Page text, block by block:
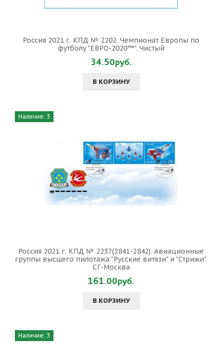
Россия 2021 г. КПД № 2202. Чемпионат Европы по
футболу "ЕВРО-2020™". Чистый
34.50руб.
В КОРЗИНУ
Наличие: 3
Россия 2021 г. КПД № 2237(2841-2842). Авиационные
группы высшего пилотажа "Русские витязи" и "Стрижи".
СГ-Москва
161.00руб.
В КОРЗИНУ
Наличие: 3